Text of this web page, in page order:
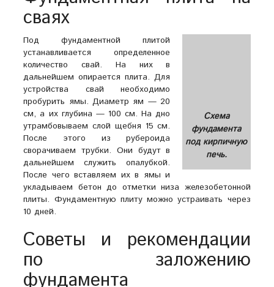
сваях
Схема
фундамента
под кирпичную
печь.
Под фундаментной плитой
устанавливается определенное
количество свай. На них в
дальнейшем опирается плита. Для
устройства свай необходимо
пробурить ямы. Диаметр ям — 20
см, а их глубина — 100 см. На дно
утрамбовываем слой щебня 15 см.
После этого из рубероида
сворачиваем трубки. Они будут в
дальнейшем служить опалубкой.
После чего вставляем их в ямы и
укладываем бетон до отметки низа железобетонной
плиты. Фундаментную плиту можно устраивать через
10 дней.
Советы и рекомендации
по заложению
фундамента